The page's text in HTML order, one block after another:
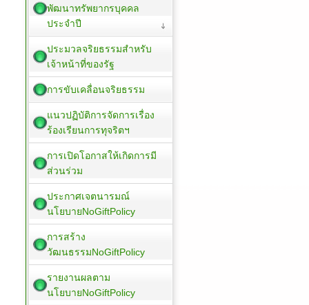
พัฒนาทรัพยากรบุคคล
ประจำปี
ประมวลจริยธรรมสำหรับ
เจ้าหน้าที่ของรัฐ
การขับเคลื่อนจริยธรรม
แนวปฏิบัติการจัดการเรื่อง
ร้องเรียนการทุจริตฯ
การเปิดโอกาสให้เกิดการมี
ส่วนร่วม
ประกาศเจตนารมณ์
นโยบายNoGiftPolicy
การสร้าง
วัฒนธรรมNoGiftPolicy
รายงานผลตาม
นโยบายNoGiftPolicy